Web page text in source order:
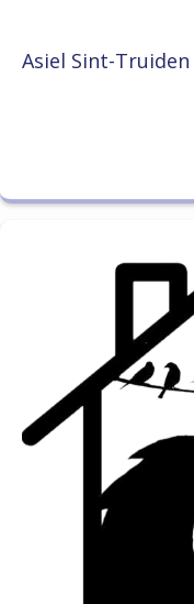
Asiel Sint-Truiden